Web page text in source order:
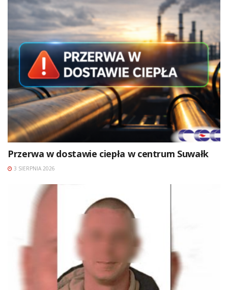
Przerwa w dostawie ciepła w centrum Suwałk
3 SIERPNIA 2026